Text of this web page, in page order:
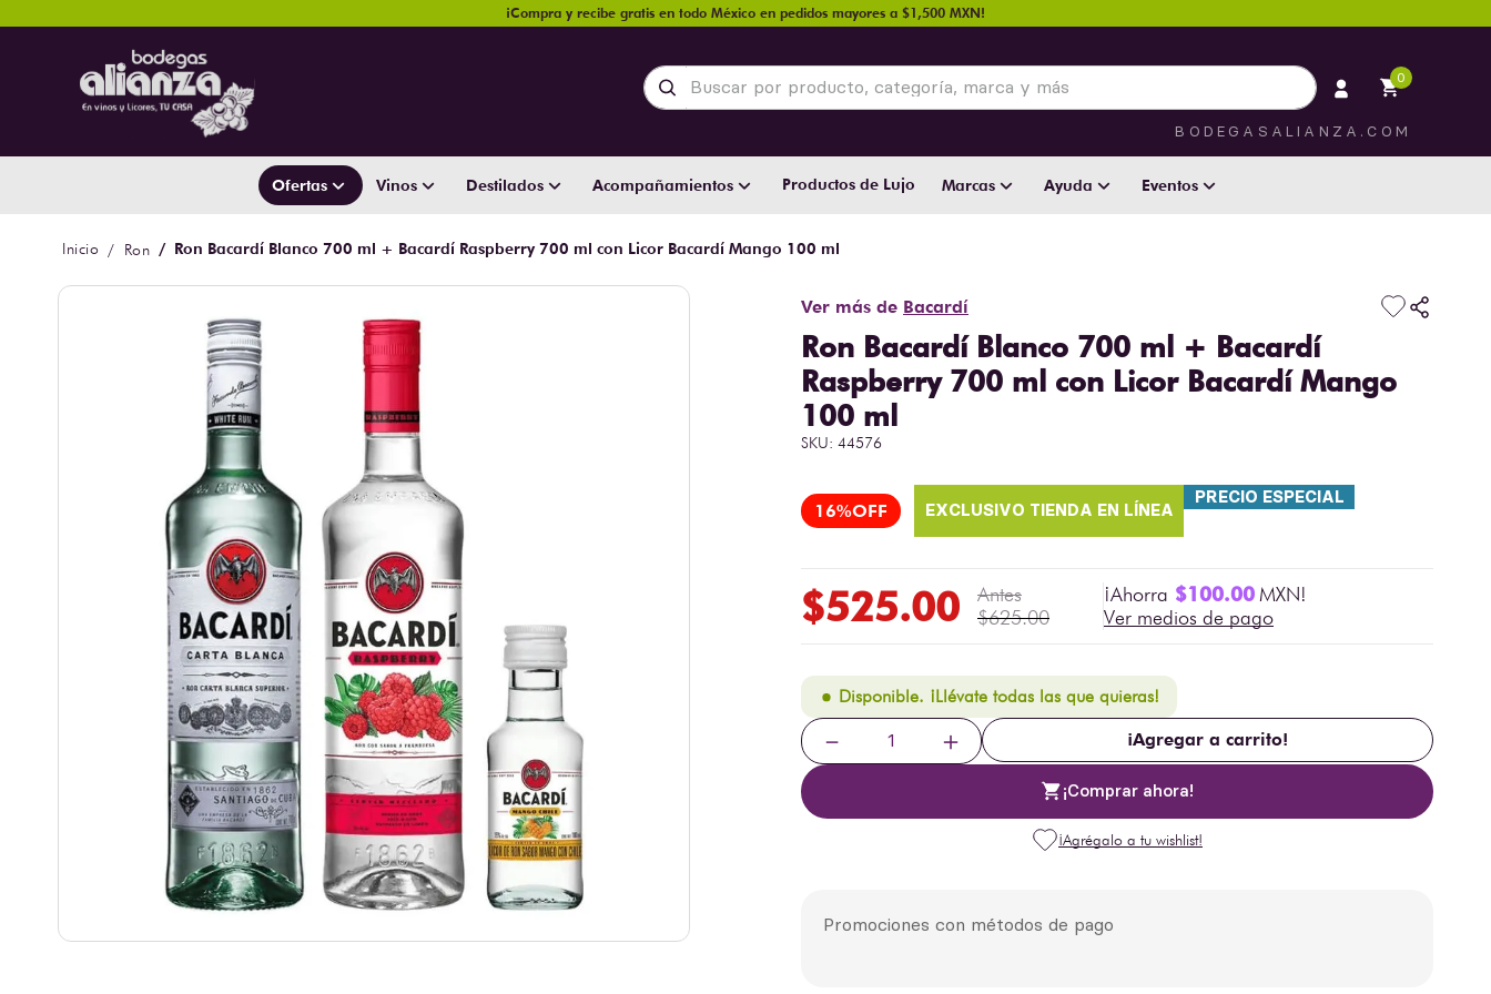
¡Compra y recibe gratis en todo México en pedidos mayores a $1,500 MXN!
Buscar por producto, categoría, marca y más 0
BODEGASALIANZA.COM
Ofertas Vinos Destilados Acompañamientos Productos de Lujo Marcas Ayuda Eventos
Ron Ron Bacardí Blanco 700 ml + Bacardí Raspberry 700 ml con Licor Bacardí Mango 100 ml
Ver más de Bacardí
Ron Bacardí Blanco 700 ml + Bacardí
Raspberry 700 ml con Licor Bacardí Mango
100 ml
SKU: 44576
16%
PRECIO ESPECIAL
$525.00 $625.00
$100.00
Ver medios de pago
Disponible. ¡Llévate todas las que quieras!
＋
－ ¡Agregar a carrito!
¡Comprar ahora!
Promociones con métodos de pago